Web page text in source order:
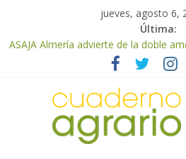
jueves, agosto 6,
Última:
ASAJA Almería advierte de la doble
cítricos: la clorosis y la caída de los
ASAJA Almería: las primeras
confirman una cosecha desigual
meteorológicas y la incertidumbre en
El Ministerio de Agricultura, Pesca y
pago de 85 millones adicionales de